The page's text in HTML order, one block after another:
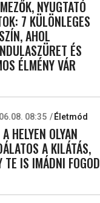
NYUGTATÓ
7 KÜLÖNLEGES
AHOL
ÉS
ÉLMÉNY VÁR
08:35 Életmód
HELYEN OLYAN
A KILÁTÁS,
TE IS IMÁDNI FOGOD